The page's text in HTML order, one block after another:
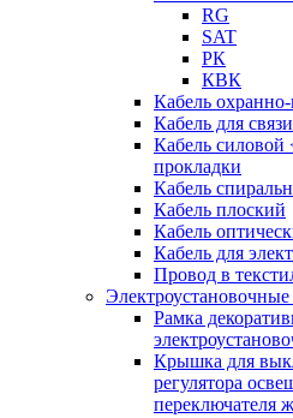
RG
SAT
РК
КВК
Кабель
Кабель для
Кабель силовой
прокладки
Кабель
Кабель плоский
Кабель
Кабель для
Провод в
Электроустановочные
Рамка
Крышка для
регулятора
переключателя